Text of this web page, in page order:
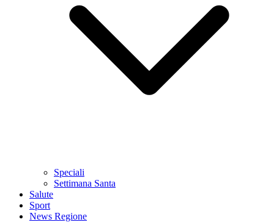
Speciali
Settimana Santa
Salute
Sport
News Regione